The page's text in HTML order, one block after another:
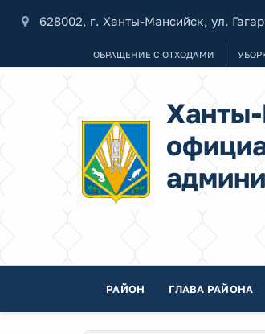
628002, г. Ханты-Мансийск, ул.
ОБРАЩЕНИЕ С ОТХОДАМИ
РАЙОН ГЛАВА РАЙОНА